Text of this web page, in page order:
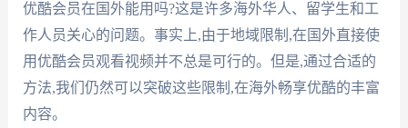
优酷会员在国外能用吗?这是许多海外华人、留学生和工
作人员关心的问题。事实上,由于地域限制,在国外直接使
用优酷会员观看视频并不总是可行的。但是,通过合适的
方法,我们仍然可以突破这些限制,在海外畅享优酷的丰富
内容。